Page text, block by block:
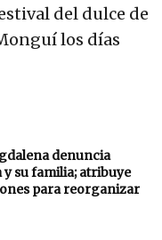
del dulce de
los días
denuncia
y su familia; atribuye
para reorganizar